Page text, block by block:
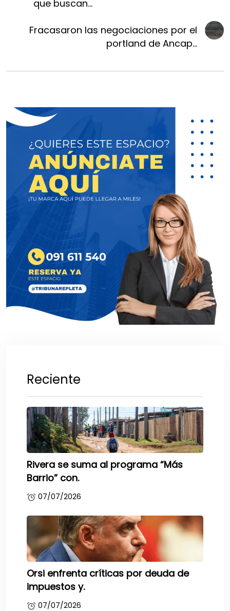
que buscan...
Fracasaron las negociaciones por el
portland de Ancap...
Reciente
Rivera se suma al programa “Más
Barrio” con.
07/07/2026
Orsi enfrenta críticas por deuda de
impuestos y.
07/07/2026